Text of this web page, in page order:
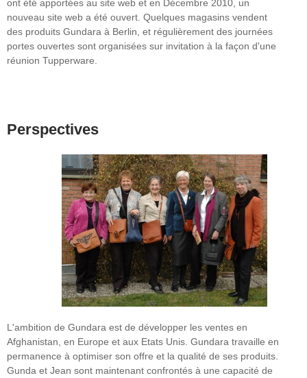
ont été apportées au site web et en Décembre 2010, un
nouveau site web a été ouvert. Quelques magasins vendent
des produits Gundara à Berlin, et régulièrement des journées
portes ouvertes sont organisées sur invitation à la façon d'une
réunion Tupperware.
Perspectives
L'ambition de Gundara est de développer les ventes en
Afghanistan, en Europe et aux Etats Unis. Gundara travaille en
permanence à optimiser son offre et la qualité de ses produits.
Gunda et Jean sont maintenant confrontés à une capacité de